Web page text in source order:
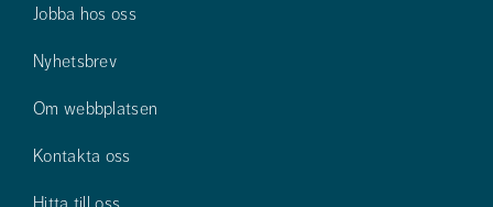
Jobba hos oss
Nyhetsbrev
Om webbplatsen
Kontakta oss